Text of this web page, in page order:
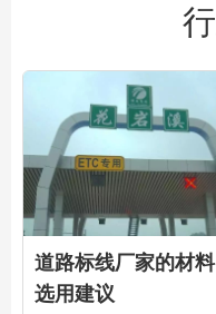
道路标线厂家的材料
选用建议